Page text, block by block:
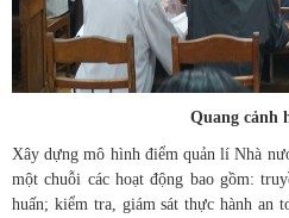
Quang cảnh
Xây dựng mô hình điểm quản lí Nhà
một chuỗi các hoạt động bao gồm:
huấn; kiểm tra, giám sát thực hành an